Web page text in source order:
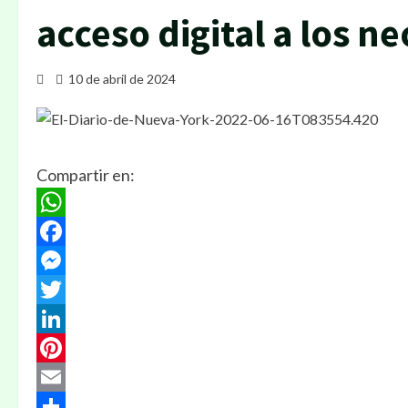
acceso digital a los
10 de abril de 2024
Compartir en:
WhatsApp
Facebook
Messenger
Twitter
LinkedIn
Pinterest